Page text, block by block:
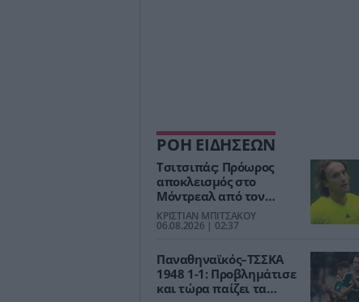
ΡΟΗ ΕΙΔΗΣΕΩΝ
Τσιτσιπάς: Πρόωρος
αποκλεισμός στο
Μόντρεαλ από τον
Φονσέκα
ΚΡΙΣΤΙΑΝ ΜΠΙΤΣΑΚΟΥ
06.08.2026 | 02:37
Παναθηναϊκός–ΤΣΣΚΑ
1948 1-1: Προβλημάτισε
και τώρα παίζει τα